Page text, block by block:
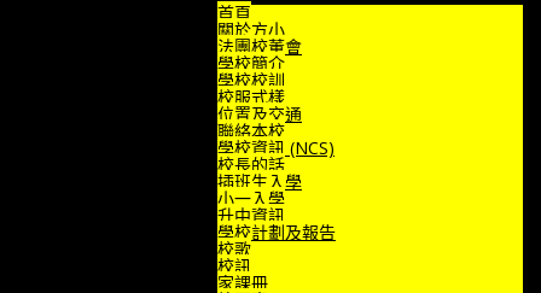
首頁
關於方小
法團校董會
學校簡介
學校校訓
校服式樣
位置及交通
聯絡本校
學校資訊 (NCS)
校長的話
插班生入學
小一入學
升中資訊
學校計劃及報告
校歌
校訊
家課冊